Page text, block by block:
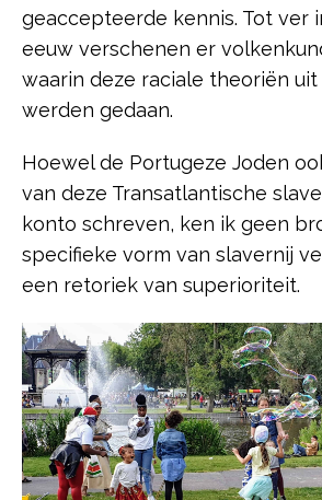
geaccepteerde kennis. Tot ver
eeuw verschenen er
waarin deze raciale theoriën
werden gedaan.
Hoewel de Portugeze Joden
van deze Transatlantische
konto schreven, ken ik geen
specifieke vorm van slavernij
een retoriek van superioriteit.